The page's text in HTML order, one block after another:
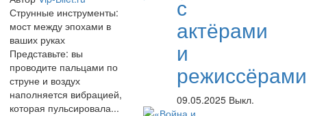
Струнные инструменты:
мост между эпохами в
ваших руках
Представьте: вы
проводите пальцами по
струне и воздух
наполняется вибрацией,
которая пульсировала...
с
актёрами
и
режиссёрами
09.05.2025 Выкл.